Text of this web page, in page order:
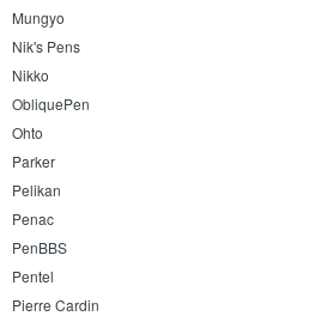
Mungyo
Nik's Pens
Nikko
ObliquePen
Ohto
Parker
Pelikan
Penac
PenBBS
Pentel
Pierre Cardin